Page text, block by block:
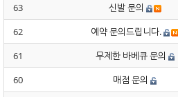
63
신발 문의
62
예약 문의드립니다.
61
무제한 바베큐 문의
60
매점 문의